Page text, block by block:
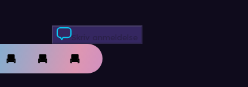
Skriv anmeldelse